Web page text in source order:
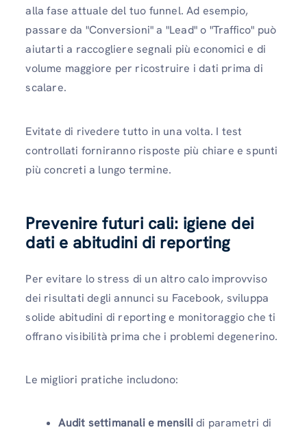
alla fase attuale del tuo funnel. Ad esempio,
passare da "Conversioni" a "Lead" o "Traffico" può
aiutarti a raccogliere segnali più economici e di
volume maggiore per ricostruire i dati prima di
scalare.
Evitate di rivedere tutto in una volta. I test
controllati forniranno risposte più chiare e spunti
più concreti a lungo termine.
Prevenire futuri cali: igiene dei
dati e abitudini di reporting
Per evitare lo stress di un altro calo improvviso
dei risultati degli annunci su Facebook, sviluppa
solide abitudini di reporting e monitoraggio che ti
offrano visibilità prima che i problemi degenerino.
Le migliori pratiche includono:
Audit settimanali e mensilidi parametri di